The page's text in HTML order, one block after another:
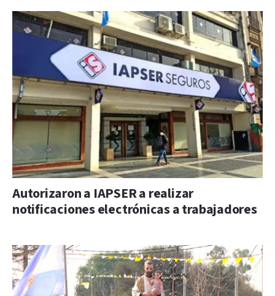
Autorizaron a IAPSER a realizar
notificaciones electrónicas a trabajadores